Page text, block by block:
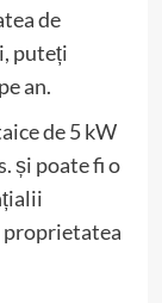
de
puteți
an.
de 5 kW
și poate fi o
proprietatea